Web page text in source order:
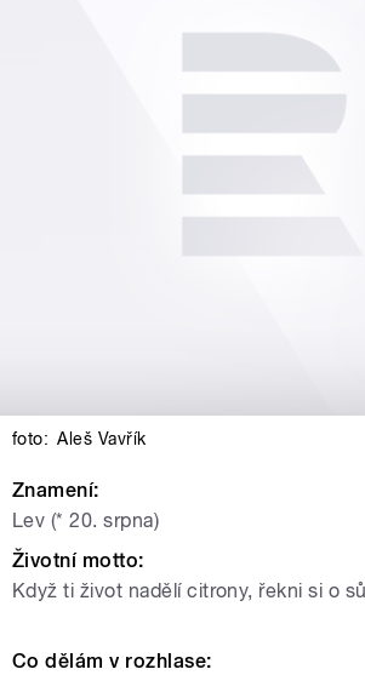
foto: Aleš Vavřík
Znamení:
Lev (* 20. srpna)
Životní motto:
Když ti život nadělí citrony, řekni si o
Co dělám v rozhlase: